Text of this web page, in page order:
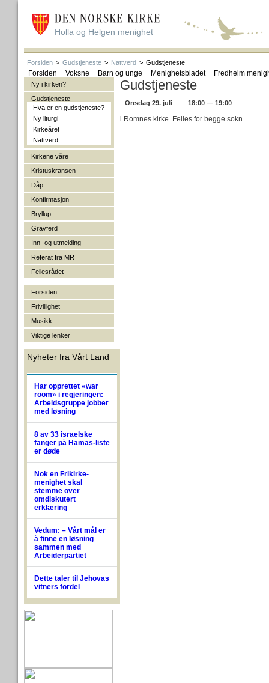
Holla og Helgen menighet
Forsiden > Gudstjeneste > Nattverd > Gudstjeneste
Forsiden Voksne Barn og unge Menighetsbladet Fredheim
Ny i kirken?
Gudstjeneste
Hva er en gudstjeneste?
Ny liturgi
Kirkeåret
Nattverd
Kirkene våre
Kristuskransen
Dåp
Konfirmasjon
Bryllup
Gravferd
Inn- og utmelding
Referat fra MR
Fellesrådet
Forsiden
Frivillighet
Musikk
Viktige lenker
Nyheter fra Vårt Land
Har opprettet «war
room» i regjeringen:
Arbeidsgruppe jobber
med løsning
8 av 33 israelske
fanger på Hamas-liste
er døde
Nok en Frikirke-
menighet skal
stemme over
omdiskutert
erklæring
Vedum: – Vårt mål er
å finne en løsning
sammen med
Arbeiderpartiet
Dette taler til Jehovas
vitners fordel
Gudstjeneste
Onsdag 29. juli 18:00 — 19:00
i Romnes kirke. Felles for begge sokn.